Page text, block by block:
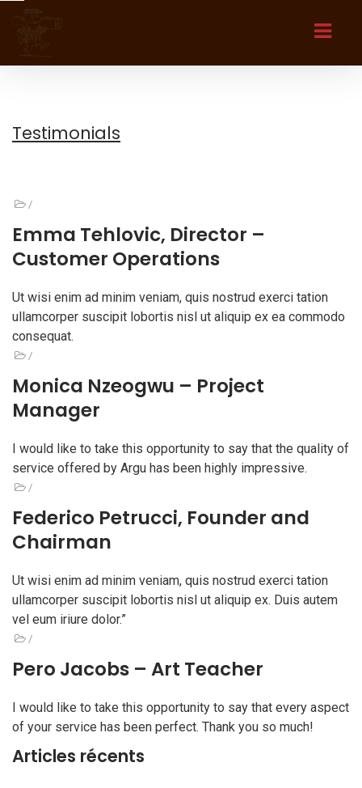
Testimonials
/
Emma Tehlovic, Director –
Customer Operations
Ut wisi enim ad minim veniam, quis nostrud exerci tation
ullamcorper suscipit lobortis nisl ut aliquip ex ea commodo
consequat.
/
Monica Nzeogwu – Project
Manager
I would like to take this opportunity to say that the quality of
service offered by Argu has been highly impressive.
/
Federico Petrucci, Founder and
Chairman
Ut wisi enim ad minim veniam, quis nostrud exerci tation
ullamcorper suscipit lobortis nisl ut aliquip ex. Duis autem
vel eum iriure dolor.”
/
Pero Jacobs – Art Teacher
I would like to take this opportunity to say that every aspect
of your service has been perfect. Thank you so much!
Articles récents